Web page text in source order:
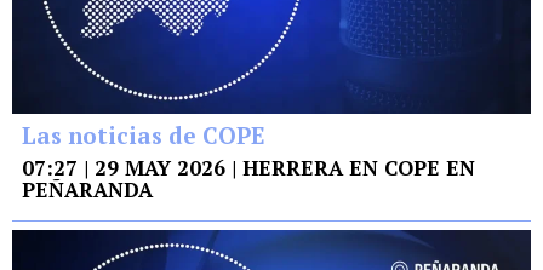
Las noticias de COPE
07:27 | 29 MAY 2026 | HERRERA EN COPE EN
PEÑARANDA